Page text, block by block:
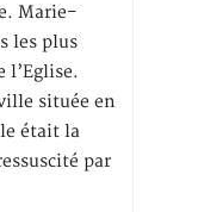
Marie-
les plus
l’Eglise.
située en
était la
par